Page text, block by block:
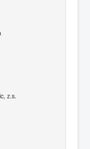
z.s.